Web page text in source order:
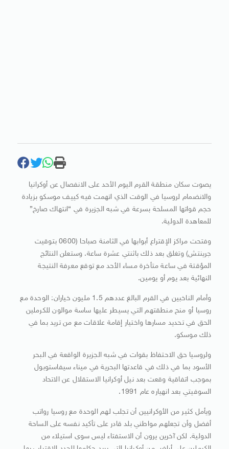
يصوت سكان منطقة القرم اليوم الأحد على الانفصال عن أوكرانيا
والانضمام لروسيا في الوقت الذي اتهمت فيه كييف موسكو بزيادة
حجم قواتها المسلحة بسرعة في شبه الجزيرة في “انتهاك صارخ”
للمعاهدة الدولية.
وفتحت مراكز الإقتراع أبوابها في الثامنة صباحا (0600 بتوقيت
جرينتش) وتغلق بعد ذلك باثنتي عشرة ساعة. وستعلن النتائج
المؤقتة في ساعة متأخرة مساء الأحد مع توقع معرفة النتيجة
النهائية بعد يوم أو يومين.
وأمام الناخبين في القرم البالغ عددهم 1.5 مليون خياران: الوحدة مع
روسيا أو منح منطقتهم التي يسيطر عليها ساسة موالون للكرملين
الحق في تحديد مسارها واختيار إقامة علاقات مع من تريد بما في
ذلك موسكو.
ولروسيا حق الاحتفاظ بقوات في شبه الجزيرة الواقعة في البحر
الأسود بما في ذلك في قاعدتها البحرية في ميناء سيفاستوبول
بموجب اتفاقية وقعت بعد نيل أوكرانيا الاستقلال عن الاتحاد
السوفيتي بعد انهياره عام 1991.
ويأمل كثير من الأوكرانيين أن تجلب لهم الوحدة مع روسيا رواتب
أفضل وأن تجعلهم مواطني بلد قادر على تأكيد نفسه على الساحة
الدولية. لكن آخرين يرون أن الاستفتاء ليس سوى استيلاء من